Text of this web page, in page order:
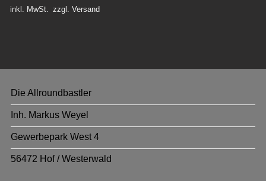
inkl. MwSt.
zzgl. Versand
Die Allroundbastler
Inh. Markus Weyel
Gewerbepark West 4
56472 Hof / Westerwald